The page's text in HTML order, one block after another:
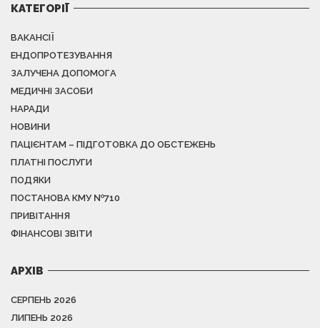
КАТЕГОРІЇ
ВАКАНСІЇ
ЕНДОПРОТЕЗУВАННЯ
ЗАЛУЧЕНА ДОПОМОГА
МЕДИЧНІ ЗАСОБИ
НАРАДИ
НОВИНИ
ПАЦІЄНТАМ – ПІДГОТОВКА ДО ОБСТЕЖЕНЬ
ПЛАТНІ ПОСЛУГИ
ПОДЯКИ
ПОСТАНОВА КМУ №710
ПРИВІТАННЯ
ФІНАНСОВІ ЗВІТИ
АРХІВ
СЕРПЕНЬ 2026
ЛИПЕНЬ 2026